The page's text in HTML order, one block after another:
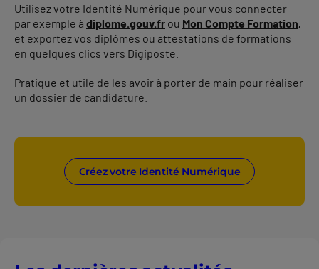
Utilisez votre Identité Numérique pour vous connecter
par exemple à diplome.gouv.fr ou Mon Compte Formation,
et exportez vos diplômes ou attestations de formations
en quelques clics vers Digiposte.
Pratique et utile de les avoir à porter de main pour réaliser
un dossier de candidature.
Créez votre Identité Numérique